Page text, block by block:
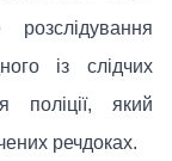
із слідчих
поліції, який
речдоках.